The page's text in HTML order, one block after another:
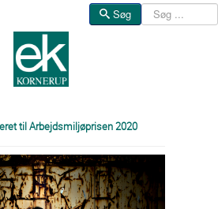
Søg Søg
til Arbejdsmiljøprisen 2020